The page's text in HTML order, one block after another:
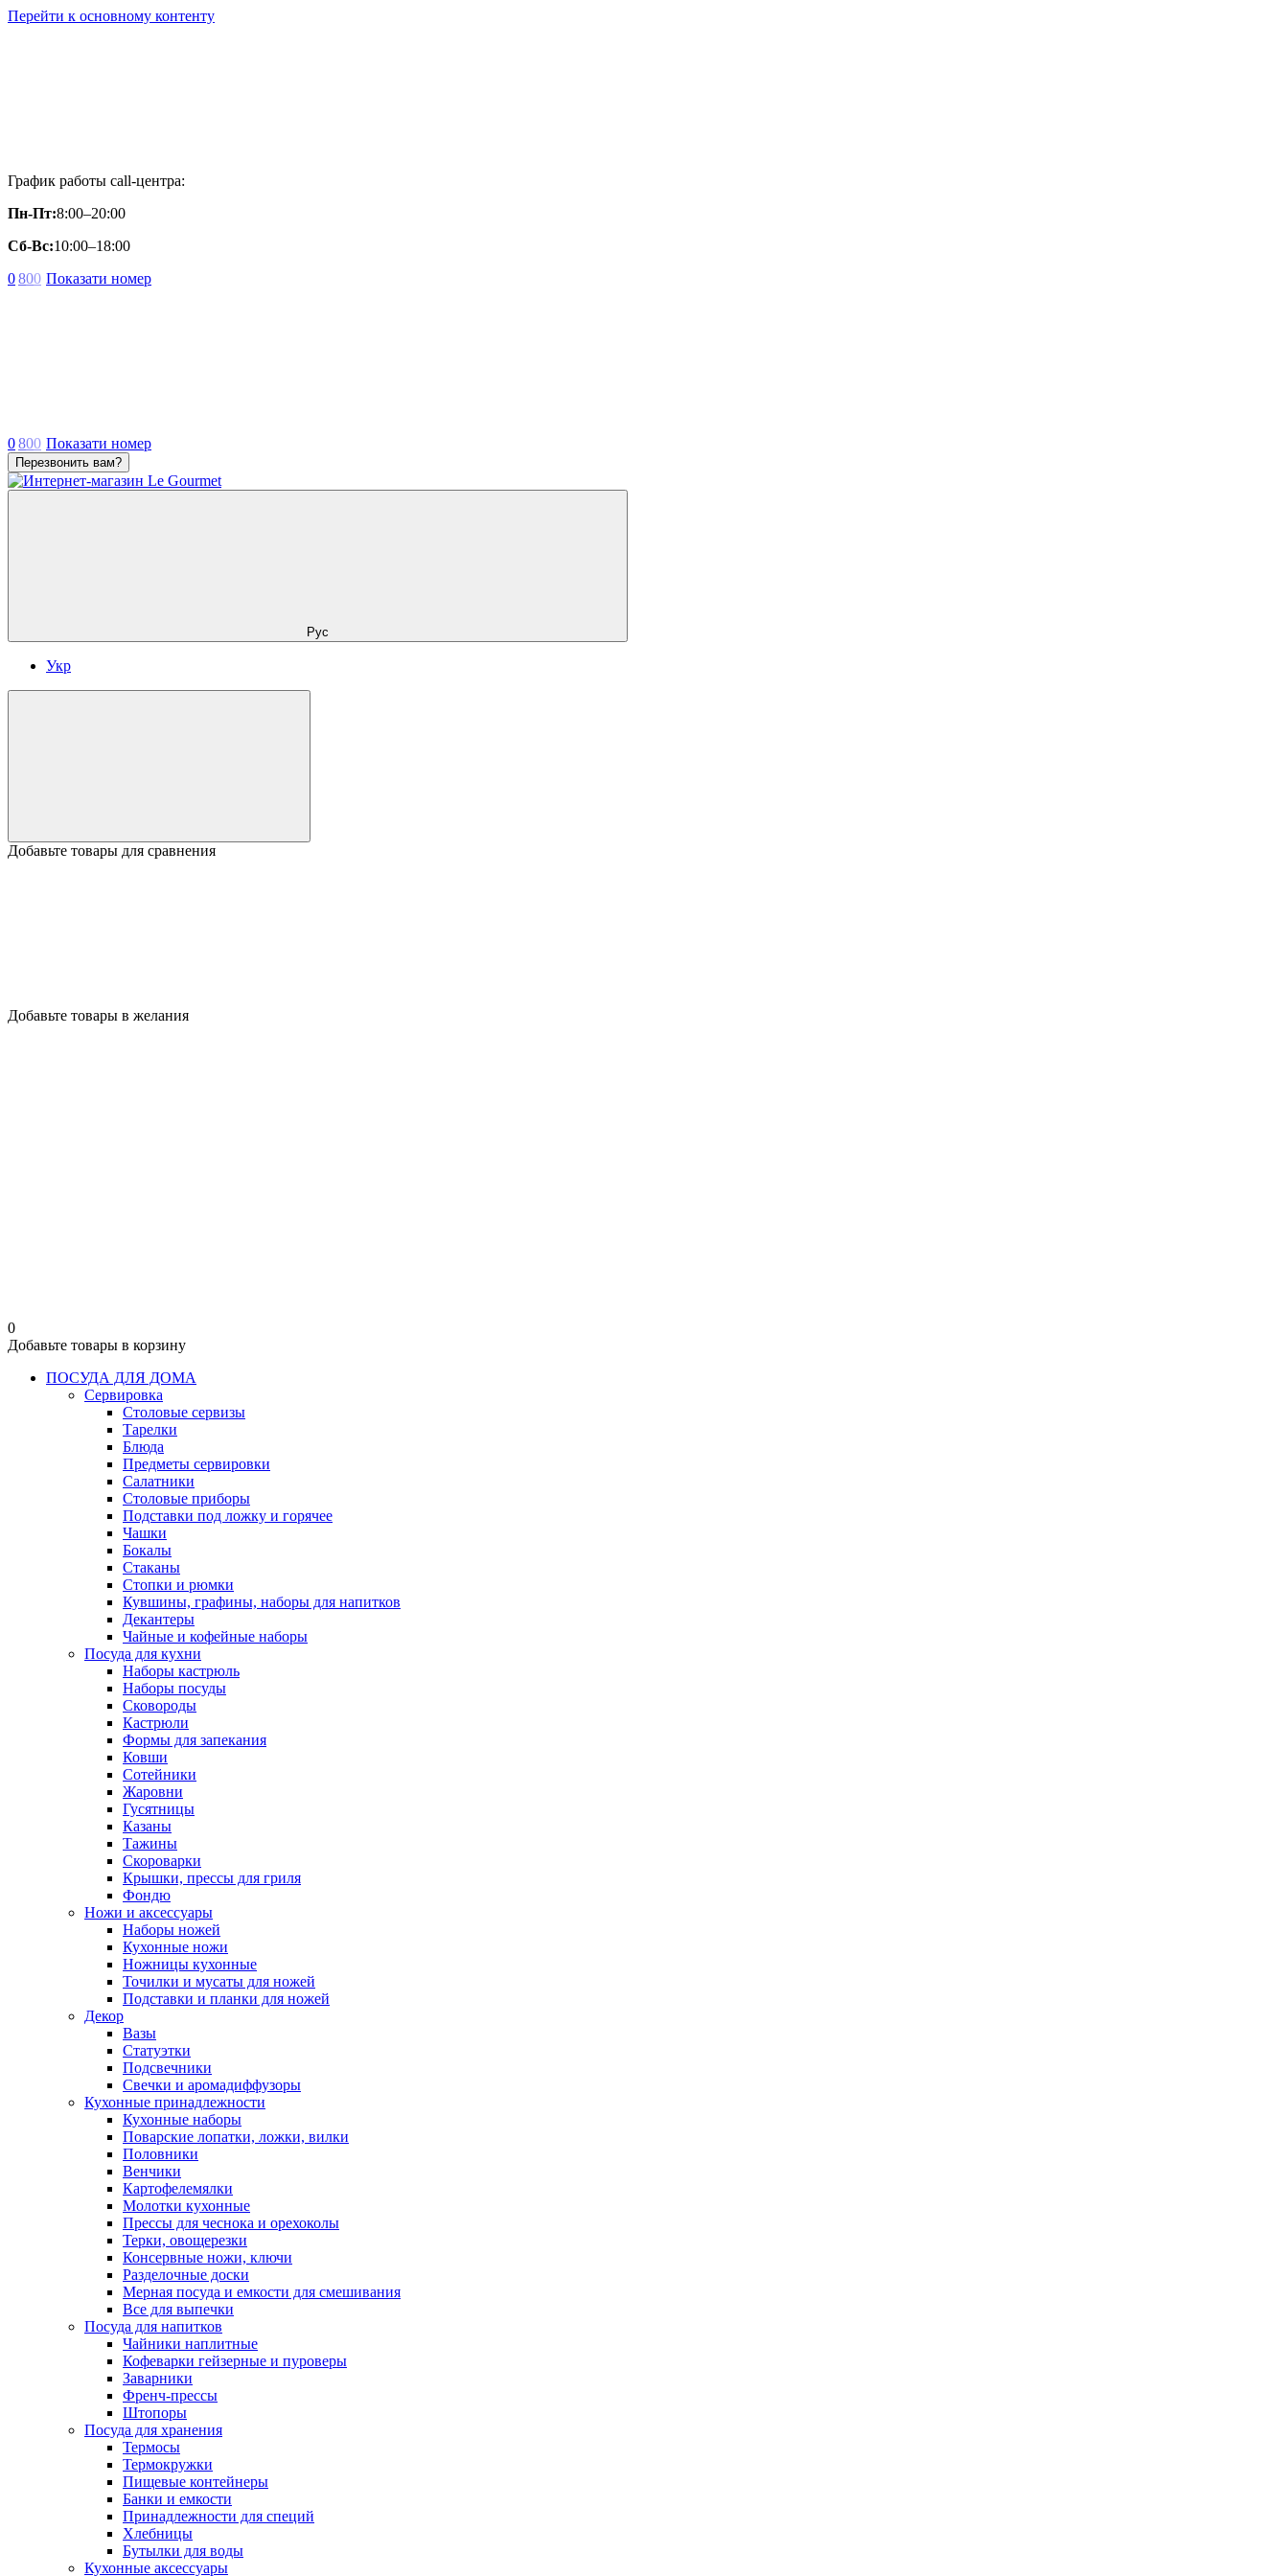
Перейти к основному контенту
График работы call-центра:
Пн-Пт:8:00–20:00
Сб-Вс:10:00–18:00
0800 Показати номер
0800 Показати номер
Перезвонить вам?
Рус
Укр
Добавьте товары для сравнения
Добавьте товары в желания
0
Добавьте товары в корзину
ПОСУДА ДЛЯ ДОМА
Сервировка
Столовые сервизы
Тарелки
Блюда
Предметы сервировки
Салатники
Столовые приборы
Подставки под ложку и горячее
Чашки
Бокалы
Стаканы
Стопки и рюмки
Кувшины, графины, наборы для напитков
Декантеры
Чайные и кофейные наборы
Посуда для кухни
Наборы кастрюль
Наборы посуды
Сковороды
Кастрюли
Формы для запекания
Ковши
Сотейники
Жаровни
Гусятницы
Казаны
Тажины
Скороварки
Крышки, прессы для гриля
Фондю
Ножи и аксессуары
Наборы ножей
Кухонные ножи
Ножницы кухонные
Точилки и мусаты для ножей
Подставки и планки для ножей
Декор
Вазы
Статуэтки
Подсвечники
Свечки и аромадиффузоры
Кухонные принадлежности
Кухонные наборы
Поварские лопатки, ложки, вилки
Половники
Венчики
Картофелемялки
Молотки кухонные
Прессы для чеснока и орехоколы
Терки, овощерезки
Консервные ножи, ключи
Разделочные доски
Мерная посуда и емкости для смешивания
Все для выпечки
Посуда для напитков
Чайники наплитные
Кофеварки гейзерные и пуроверы
Заварники
Френч-прессы
Штопоры
Посуда для хранения
Термосы
Термокружки
Пищевые контейнеры
Банки и емкости
Принадлежности для специй
Хлебницы
Бутылки для воды
Кухонные аксессуары